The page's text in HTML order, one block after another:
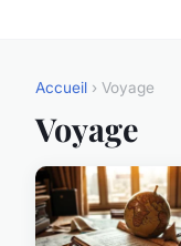
Accueil › Voyage
Voyage